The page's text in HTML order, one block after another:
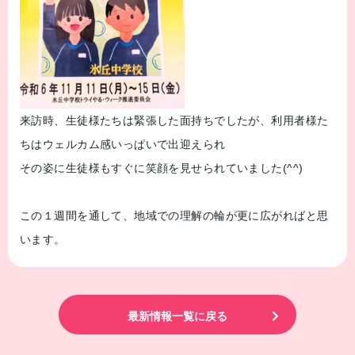
来訪時、生徒様たちは緊張した面持ちでしたが、利用者様た
ちはウェルカム感いっぱいで出迎えられ
その姿に生徒様もすぐに笑顔を見せられていました(^^)
この１週間を通して、地域での理解の輪が更に広がればと思
います。
最新情報一覧に戻る